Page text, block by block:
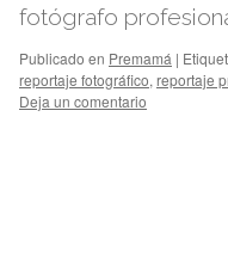
fotógrafo
Publicado en Premamá |
reportaje fotográfico, reportaje
Deja un comentario